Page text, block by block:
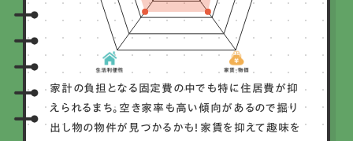
家計の負担となる固定費の中でも特に住居費が抑
えられるまち。空き家率も高い傾向があるので掘り
出し物の物件が見つかるかも！家賃を抑えて趣味を